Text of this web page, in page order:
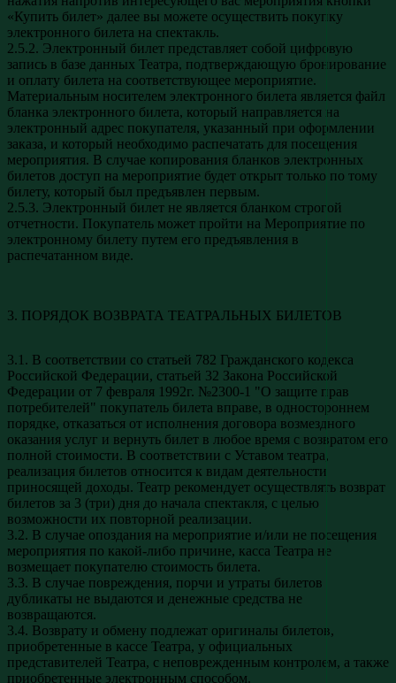
«Купить билет» далее вы можете осуществить покупку
электронного билета на спектакль.
2.5.2. Электронный билет представляет собой цифровую
запись в базе данных Театра, подтверждающую бронирование
и оплату билета на соответствующее мероприятие.
Материальным носителем электронного билета является файл
бланка электронного билета, который направляется на
электронный адрес покупателя, указанный при оформлении
заказа, и который необходимо распечатать для посещения
мероприятия. В случае копирования бланков электронных
билетов доступ на мероприятие будет открыт только по тому
билету, который был предъявлен первым.
2.5.3. Электронный билет не является бланком строгой
отчетности. Покупатель может пройти на Мероприятие по
электронному билету путем его предъявления в
распечатанном виде.
3. ПОРЯДОК ВОЗВРАТА ТЕАТРАЛЬНЫХ БИЛЕТОВ
3.1. В соответствии со статьей 782 Гражданского кодекса
Российской Федерации, статьей 32 Закона Российской
Федерации от 7 февраля 1992г. №2300-1 "О защите прав
потребителей" покупатель билета вправе, в одностороннем
порядке, отказаться от исполнения договора возмездного
оказания услуг и вернуть билет в любое время с возвратом его
полной стоимости. В соответствии с Уставом театра,
реализация билетов относится к видам деятельности
приносящей доходы. Театр рекомендует осуществлять возврат
билетов за 3 (три) дня до начала спектакля, с целью
возможности их повторной реализации.
3.2. В случае опоздания на мероприятие и/или не посещения
мероприятия по какой-либо причине, касса Театра не
возмещает покупателю стоимость билета.
3.3. В случае повреждения, порчи и утраты билетов
дубликаты не выдаются и денежные средства не
возвращаются.
3.4. Возврату и обмену подлежат оригиналы билетов,
приобретенные в кассе Театра, у официальных
представителей Театра, с неповрежденным контролем, а также
приобретенные электронным способом.